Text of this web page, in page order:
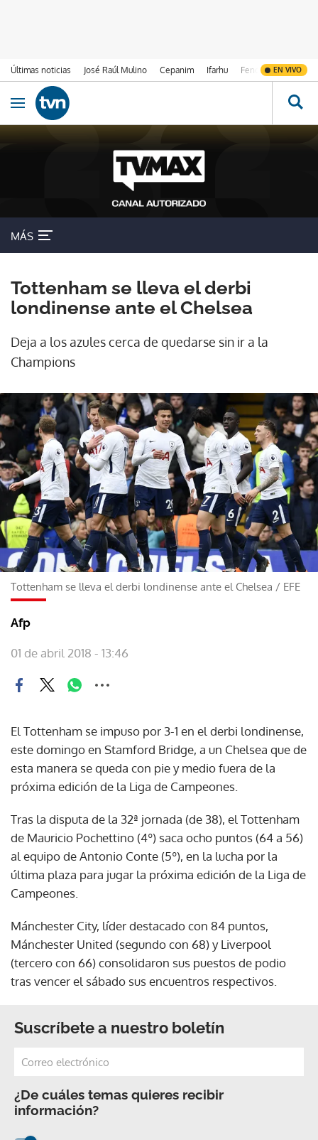
Últimas noticias José Raúl Mulino Cepanim Ifarhu Fenómeno de El
EN VIVO
Ir al contenido
Obrir navegació
MÁS
Tottenham se lleva el derbi
londinense ante el Chelsea
Deja a los azules cerca de quedarse sin ir a la
Champions
Tottenham se lleva el derbi londinense ante el Chelsea / EFE
Afp
01 de abril 2018 - 13:46
El Tottenham se impuso por 3-1 en el derbi londinense,
este domingo en Stamford Bridge, a un Chelsea que de
esta manera se queda con pie y medio fuera de la
próxima edición de la Liga de Campeones.
Tras la disputa de la 32ª jornada (de 38), el Tottenham
de Mauricio Pochettino (4º) saca ocho puntos (64 a 56)
al equipo de Antonio Conte (5º), en la lucha por la
última plaza para jugar la próxima edición de la Liga de
Campeones.
Mánchester City, líder destacado con 84 puntos,
Mánchester United (segundo con 68) y Liverpool
(tercero con 66) consolidaron sus puestos de podio
tras vencer el sábado sus encuentros respectivos.
Suscríbete a nuestro boletín
¿De cuáles temas quieres recibir
información?